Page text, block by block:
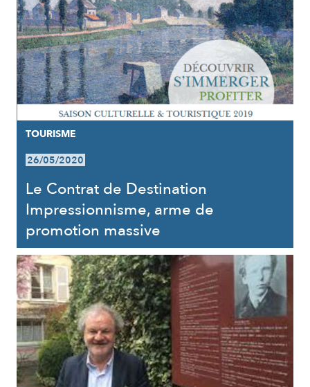
TOURISME
26/05/2020
Le Contrat de Destination
Impressionnisme, arme de
promotion massive